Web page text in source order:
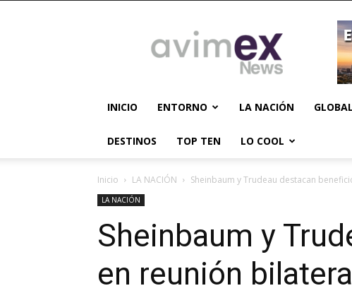
NEWS
INICIO ENTORNO LA NACIÓN GLOBAL
DESTINOS TOP TEN LO COOL
Inicio LA NACIÓN Sheinbaum y Trudeau destacan
LA NACIÓN
Sheinbaum y
en reunión